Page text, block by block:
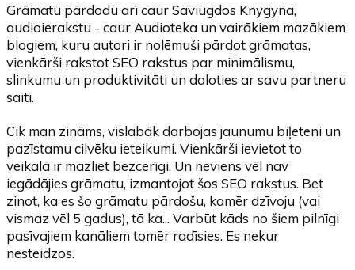
Grāmatu pārdodu arī caur Saviugdos Knygyna,
audioierakstu - caur Audioteka un vairākiem mazākiem
blogiem, kuru autori ir nolēmuši pārdot grāmatas,
vienkārši rakstot SEO rakstus par minimālismu,
slinkumu un produktivitāti un daloties ar savu partneru
saiti.
Cik man zināms, vislabāk darbojas jaunumu biļeteni un
pazīstamu cilvēku ieteikumi. Vienkārši ievietot to
veikalā ir mazliet bezcerīgi. Un neviens vēl nav
iegādājies grāmatu, izmantojot šos SEO rakstus. Bet
zinot, ka es šo grāmatu pārdošu, kamēr dzīvoju (vai
vismaz vēl 5 gadus), tā ka... Varbūt kāds no šiem pilnīgi
pasīvajiem kanāliem tomēr radīsies. Es nekur
nesteidzos.